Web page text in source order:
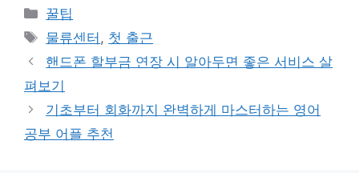
카
테
리
꿀팁
태
그
물류센터 , 첫 출근
핸드폰 할부금 연장 시 알아두면 좋은 서비스 살
펴보기
기초부터 회화까지 완벽하게 마스터하는 영어
공부 어플 추천